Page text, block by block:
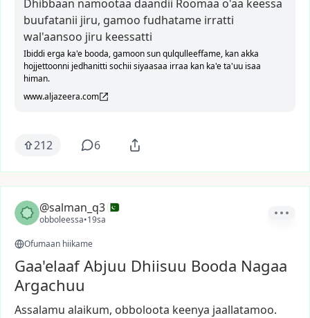
Dhibbaan namootaa daandii Roomaa o'aa keessa
buufatanii jiru, gamoo fudhatame irratti
wal'aansoo jiru keessatti
Ibiddi erga ka'e booda, gamoon sun qulqulleeffame, kan akka
hojjettoonni jedhanitti sochii siyaasaa irraa kan ka'e ta'uu isaa
himan.
www.aljazeera.com
212 6
@salman_q3
obboleessa•19sa
Ofumaan hiikame
Gaa'elaaf Abjuu Dhiisuu Booda Nagaa
Argachuu
Assalamu alaikum, obboloota keenya jaallatamoo.